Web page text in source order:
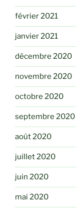
février 2021
janvier 2021
décembre 2020
novembre 2020
octobre 2020
septembre 2020
août 2020
juillet 2020
juin 2020
mai 2020